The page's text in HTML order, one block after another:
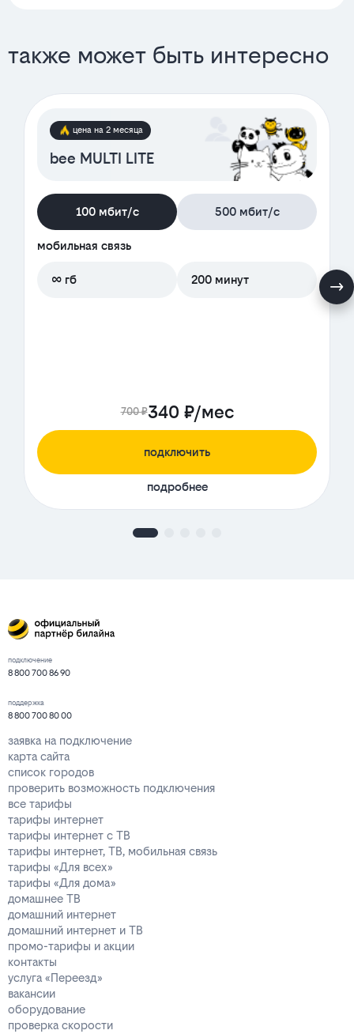
также может быть интересно
цена на 2 месяца
bee MULTI LITE
100 мбит/с 500 мбит/с
мобильная связь
∞ гб 200 минут
700 ₽340 ₽/мес
подключить
подробнее
подключение
8 800 700 86 90
поддержка
8 800 700 80 00
заявка на подключение
карта сайта
список городов
проверить возможность подключения
все тарифы
тарифы интернет
тарифы интернет с ТВ
тарифы интернет, ТВ, мобильная связь
тарифы «Для всех»
тарифы «Для дома»
домашнее ТВ
домашний интернет
домашний интернет и ТВ
промо-тарифы и акции
контакты
услуга «Переезд»
вакансии
оборудование
проверка скорости